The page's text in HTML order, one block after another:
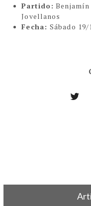
Partido: Benjamín
Jovellanos
Fecha:Sábado